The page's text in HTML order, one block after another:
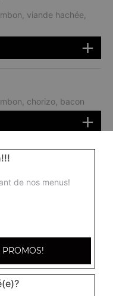
viande hachée,
chorizo, bacon
pommes de
de nos menus!